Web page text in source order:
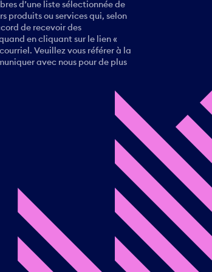
d’une liste sélectionnée de
produits ou services qui, selon
de recevoir des
en cliquant sur le lien «
Veuillez vous référer à la
avec nous pour de plus